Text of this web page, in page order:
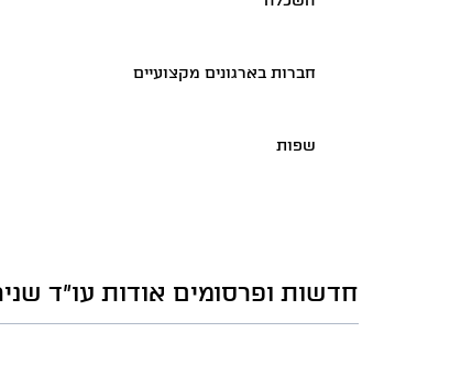
חברות בארגונים מקצועיים
שפות
חדשות ופרסומים אודות עו"ד